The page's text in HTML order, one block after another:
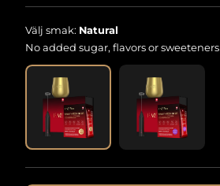
Välj smak: Natural
No added sugar, flavors or sweeteners